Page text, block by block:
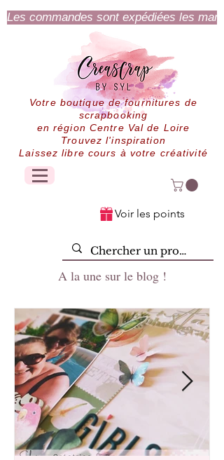
Les commandes sont expédiées les
Votre boutique de fournitures de
scrapbooking
en région Centre Val de Loire
Trouvez l'inspiration
Laissez libre cours à votre créativité
Voir les points
A la une sur le blog !